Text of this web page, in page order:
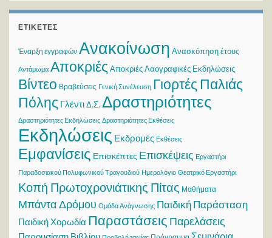
ΕΤΙΚΈΤΕΣ
Έναρξη εγγραφών Ανακοίνωση Ανασκόπηση έτους
Αντάμωμα Αποκριές Αποκριές Λαογραφικές Εκδηλώσεις
Βίντεο Βραβεύσεις Γενική Συνέλευση Γιορτές Παλιάς
Πόλης ΓλέντιΔ.Σ.Δραστηριότητες
Δραστηριότητες Εκδηλώσεις Δραστηριότητες Εκθέσεις
Εκδηλώσεις Εκδρομές Εκθέσεις
Εμφανίσεις Επισκέπτες Επισκέψεις Εργαστήρι
Παραδοσιακού Πολυφωνικού Τραγουδιού Ημερολόγιο Θεατρικό Εργαστήρι
Κοπή Πρωτοχρονιάτικης Πίτας Μαθήματα
Μπάντα Δρόμου Ομάδα Ανάγνωσης Παιδική Παράσταση
Παιδική Χορωδία Παραστάσεις Παρελάσεις